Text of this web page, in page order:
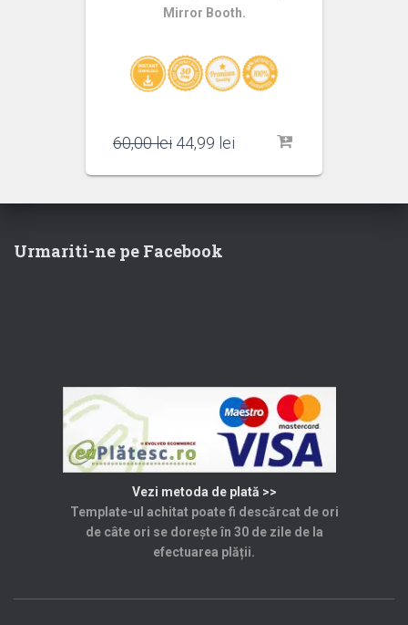
Mirror Booth.
60,00lei Prețul
a
fost:
44,99 lei
este:
44,99 lei.
Urmariti-ne pe Facebook
Vezi metoda de plată >>
Template-ul achitat poate fi descărcat de ori
de câte ori se dorește în 30 de zile de la
efectuarea plății.